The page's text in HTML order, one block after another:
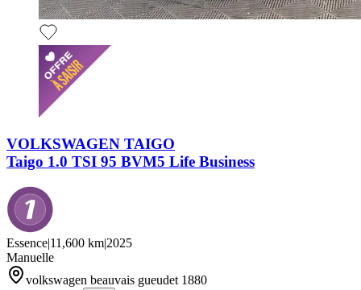
VOLKSWAGEN TAIGO
Taigo 1.0 TSI 95 BVM5 Life Business
Essence|11,600 km|2025
Manuelle
volkswagen beauvais gueudet 1880